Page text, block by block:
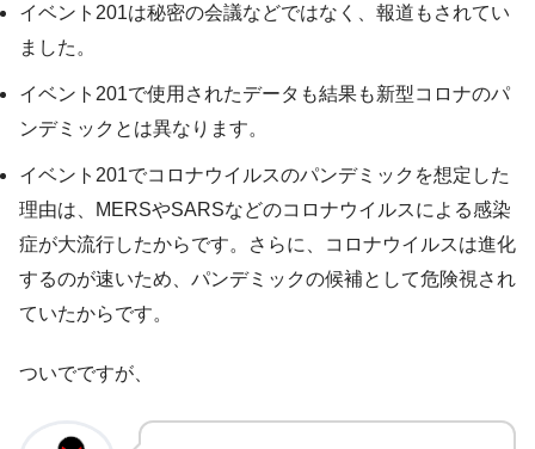
イベント201は秘密の会議などではなく、報道もされてい
ました。
イベント201で使用されたデータも結果も新型コロナのパ
ンデミックとは異なります。
イベント201でコロナウイルスのパンデミックを想定した
理由は、MERSやSARSなどのコロナウイルスによる感染
症が大流行したからです。さらに、コロナウイルスは進化
するのが速いため、パンデミックの候補として危険視され
ていたからです。
ついでですが、